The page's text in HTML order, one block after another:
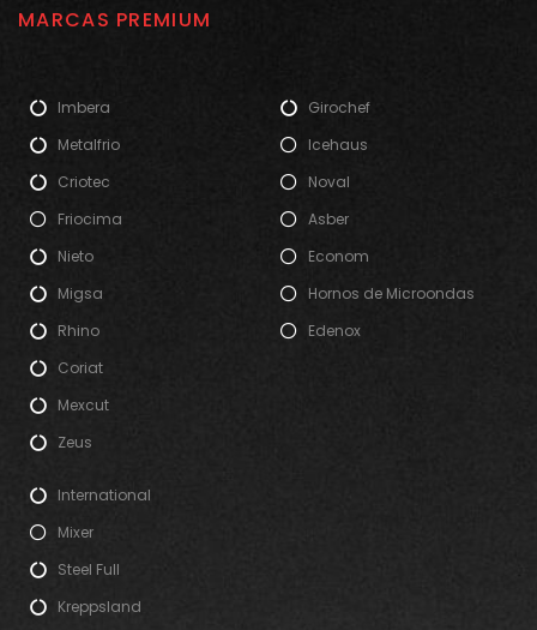
MARCAS PREMIUM
Imbera
Metalfrio
Criotec
Friocima
Nieto
Migsa
Rhino
Coriat
Mexcut
Zeus
Girochef
Icehaus
Noval
Asber
Econom
Hornos de Microondas
Edenox
International
Mixer
Steel Full
Kreppsland